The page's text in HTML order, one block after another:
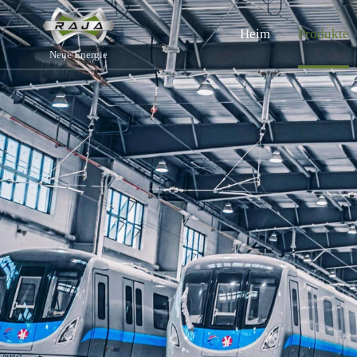
Neue Energie
Heim Produkte
Batteriepack
Wohn-ESS
C&I ESS
C&I
Über uns
Unternehmensprofil
Meilensteine
Vorteile
Qualitätskontrolle
Seien Sie ein Partner